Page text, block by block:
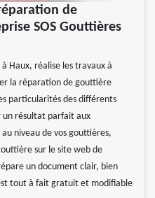
de
SOS Gouttières
à Haux, réalise les travaux à
la réparation de gouttière
particularités des différents
un résultat parfait aux
niveau de vos gouttières,
sur le site web de
un document clair, bien
tout à fait gratuit et modifiable